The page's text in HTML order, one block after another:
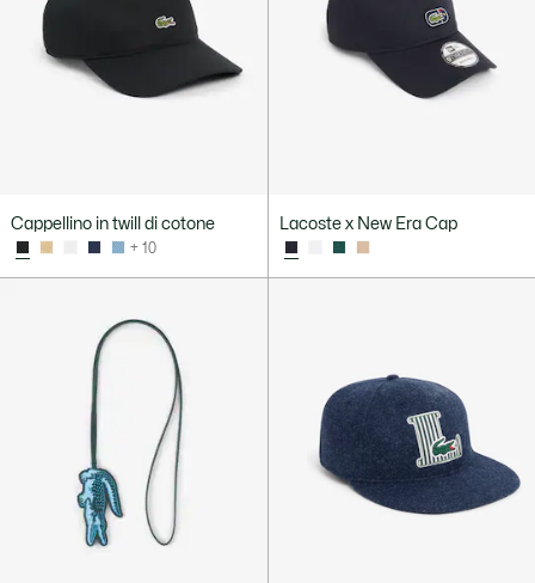
Cappellino in twill di cotone
+ 10
Lacoste x New Era Cap